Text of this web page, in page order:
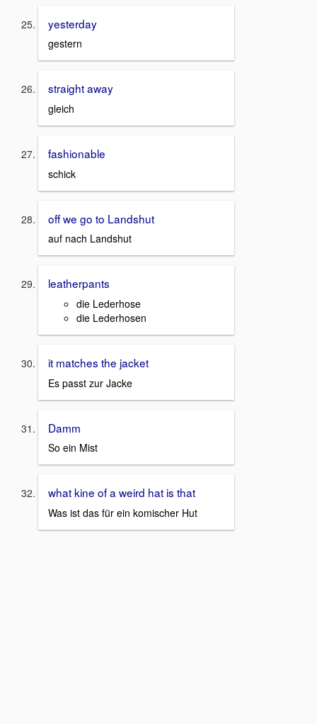
yesterday
gestern
straight away
gleich
fashionable
schick
off we go to Landshut
auf nach Landshut
leatherpants
die Lederhose
die Lederhosen
it matches the jacket
Es passt zur Jacke
Damm
So ein Mist
what kine of a weird hat is that
Was ist das für ein komischer Hut